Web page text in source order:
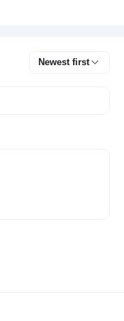
Newest first